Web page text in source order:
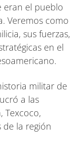
eran el pueblo
Veremos como
sus fuerzas,
en el
militar de
a las
Texcoco,
de la región